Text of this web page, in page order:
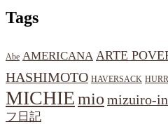
Tags
Abe AMERICANA ARTE
HASHIMOTO HAVERSACK
MICHIEmio mizuiro-
フ日記